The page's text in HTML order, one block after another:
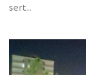
sert...